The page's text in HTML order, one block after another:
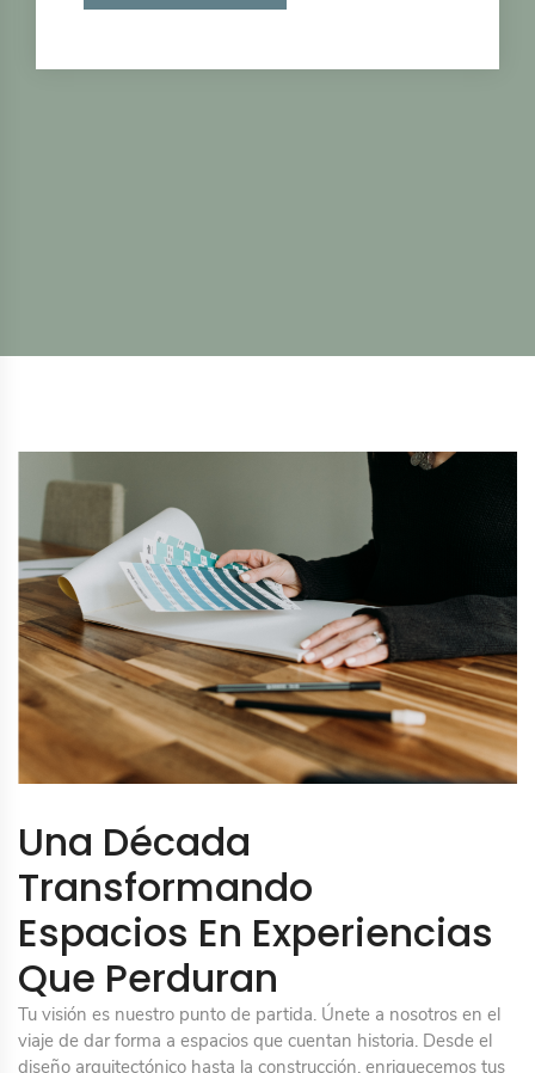
Una Década
Transformando
Espacios En Experiencias
Que Perduran
Tu visión es nuestro punto de partida. Únete a nosotros en el
viaje de dar forma a espacios que cuentan historia. Desde el
diseño arquitectónico hasta la construcción, enriquecemos tus